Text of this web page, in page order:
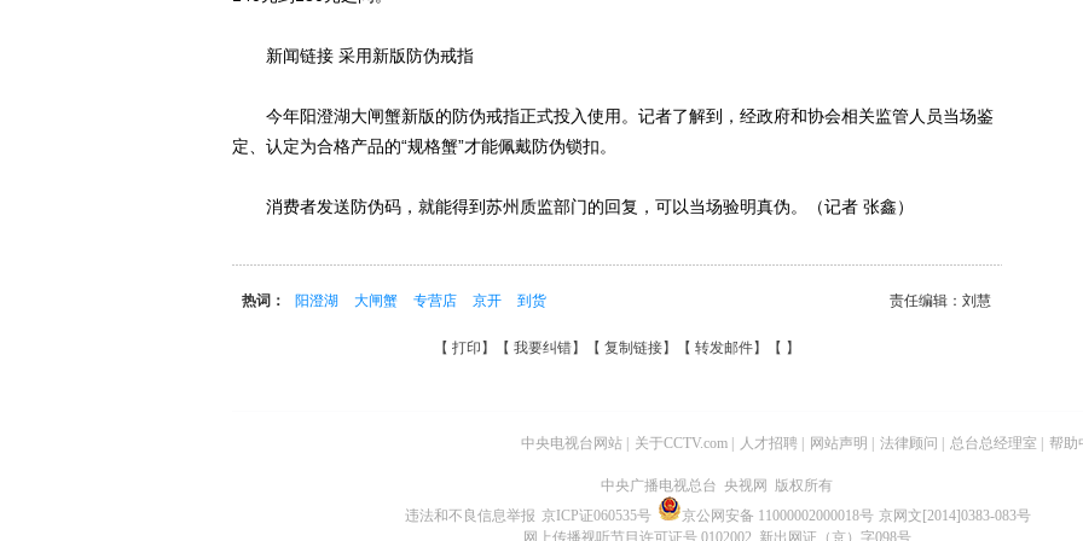
新闻链接 采用新版防伪戒指
今年阳澄湖大闸蟹新版的防伪戒指正式投入使用。记者了解到，经政府和协会相关监管人员当场鉴
定、认定为合格产品的“规格蟹”才能佩戴防伪锁扣。
消费者发送防伪码，就能得到苏州质监部门的回复，可以当场验明真伪。（记者 张鑫）
责任编辑：刘慧
热词： 阳澄湖 大闸蟹 专营店 京开 到货
【 打印 】【 我要纠错】【 复制链接】【 转发邮件】【 】
中央电视台网站 关于CCTV.com 人才招聘 网站声明 法律顾问 总台总经理室 帮助
中央广播电视总台 央视网 版权所有
违法和不良信息举报 京ICP证060535号 京公网安备 11000002000018号 京网文[2014]0383-083号
网上传播视听节目许可证号 0102002 新出网证（京）字098号